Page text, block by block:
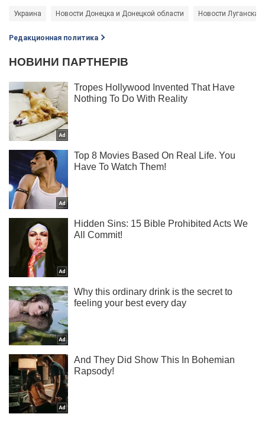
Украина Новости Донецка и Донецкой области Новости Луганска
Редакционная политика